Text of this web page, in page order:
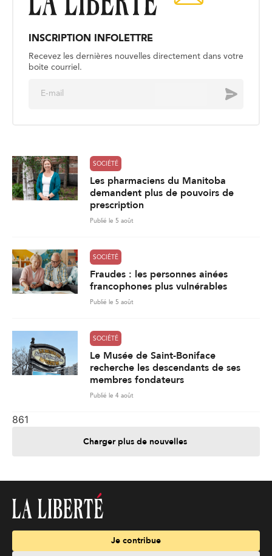
INSCRIPTION INFOLETTRE
Recevez les dernières nouvelles directement dans votre
boite courriel.
Envoyer
SOCIÉTÉ
Les pharmaciens du Manitoba
demandent plus de pouvoirs de
prescription
Publié le 5 août
SOCIÉTÉ
Fraudes : les personnes ainées
francophones plus vulnérables
Publié le 5 août
SOCIÉTÉ
Le Musée de Saint-Boniface
recherche les descendants de ses
membres fondateurs
Publié le 4 août
861
Charger plus de nouvelles
Je contribue